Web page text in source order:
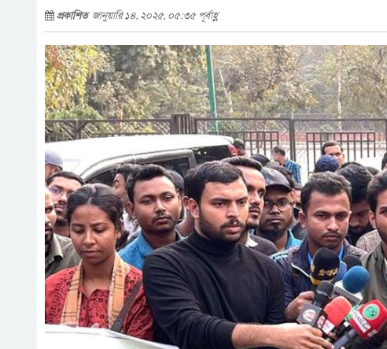
প্রকাশিত জানুয়ারি ১৪, ২০২৫, ০৫:৩৫ পূর্বাহ্ণ